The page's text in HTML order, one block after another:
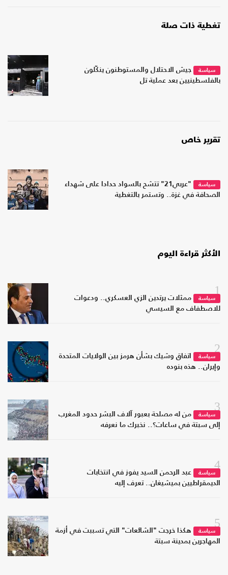
تغطية ذات صلة
سياسة
جيش الاحتلال والمستوطنون ينكّلون
بالفلسطينيين بعد عملية تل
تقرير خاص
سياسة
"عربي21" تتشح بالسواد حدادا على شهداء
الصحافة في غزة.. وتستمر بالتغطية
الأكثر قراءة اليوم
1
سياسة
ممثلات يرتدين الزي العسكري.. ودعوات
للاصطفاف مع السيسي
2
سياسة
اتفاق وشيك بشأن هرمز بين الولايات المتحدة
وإيران.. هذه بنوده
3
سياسة
من له مصلحة بعبور آلاف البشر حدود المغرب
إلى سبتة في ساعات؟.. نخبرك ما نعرفه
4
سياسة
عبد الرحمن السيد يفوز في انتخابات
الديمقراطيين بميشيغان.. تعرف إليه
5
سياسة
هكذا خرجت "الشائعات" التي تسببت في أزمة
المهاجرين بمدينة سبتة